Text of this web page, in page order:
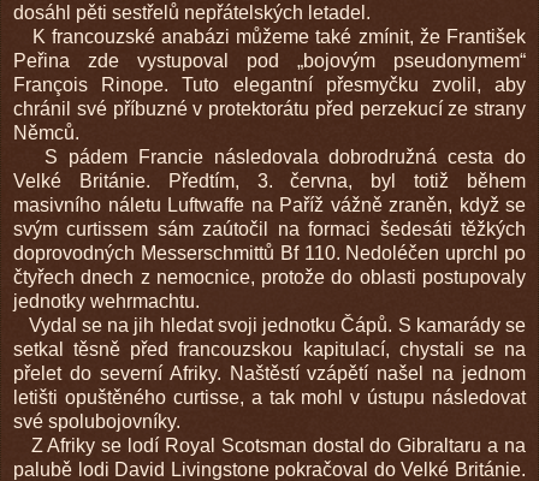
dosáhl pěti sestřelů nepřátelských letadel.
K francouzské anabázi můžeme také zmínit, že František
Peřina zde vystupoval pod „bojovým pseudonymem“
François Rinope. Tuto elegantní přesmyčku zvolil, aby
chránil své příbuzné v protektorátu před perzekucí ze strany
Němců.
S pádem Francie následovala dobrodružná cesta do
Velké Británie. Předtím, 3. června, byl totiž během
masivního náletu Luftwaffe na Paříž vážně zraněn, když se
svým curtissem sám zaútočil na formaci šedesáti těžkých
doprovodných Messerschmittů Bf 110. Nedoléčen uprchl po
čtyřech dnech z nemocnice, protože do oblasti postupovaly
jednotky wehrmachtu.
Vydal se na jih hledat svoji jednotku Čápů. S kamarády se
setkal těsně před francouzskou kapitulací, chystali se na
přelet do severní Afriky. Naštěstí vzápětí našel na jednom
letišti opuštěného curtisse, a tak mohl v ústupu následovat
své spolubojovníky.
Z Afriky se lodí Royal Scotsman dostal do Gibraltaru a na
palubě lodi David Livingstone pokračoval do Velké Británie.